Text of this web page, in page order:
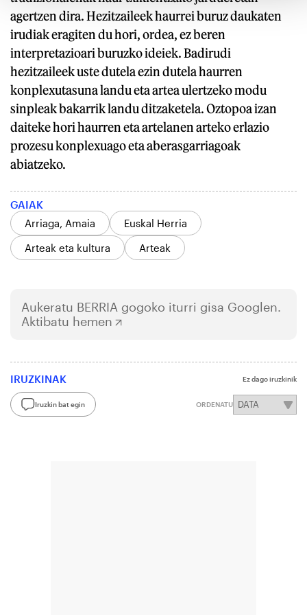
agertzen dira. Hezitzaileek haurrei buruz daukaten
irudiak eragiten du hori, ordea, ez beren
interpretazioari buruzko ideiek. Badirudi
hezitzaileek uste dutela ezin dutela haurren
konplexutasuna landu eta artea ulertzeko modu
sinpleak bakarrik landu ditzaketela. Oztopoa izan
daiteke hori haurren eta artelanen arteko erlazio
prozesu konplexuago eta aberasgarriagoak
abiatzeko.
GAIAK
Arriaga, Amaia
Euskal Herria
Arteak eta kultura
Arteak
Aukeratu BERRIA gogoko iturri gisa Googlen.
Aktibatu hemen
IRUZKINAK Ez dago iruzkinik
Iruzkin bat egin ORDENATU